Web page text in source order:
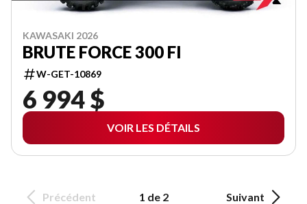
KAWASAKI 2026
BRUTE FORCE 300 FI
W-GET-10869
6 994 $
VOIR LES DÉTAILS
Précédent 1 de 2 Suivant